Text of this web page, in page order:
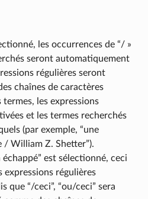
les occurrences de “/ »
seront automatiquement
régulières seront
chaînes de caractères
termes, les expressions
et les termes recherchés
(par exemple, “une
/ William Z. Shetter”).
est sélectionné, ceci
expressions régulières
que “/ceci”, “ou/ceci” sera